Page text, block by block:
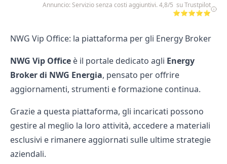
Annuncio: Servizio senza costi aggiuntivi. 4,8/5 su Trustpilot
⭐⭐⭐⭐⭐
NWG Vip Office: la piattaforma per gli Energy Broker
NWG Vip Office è il portale dedicato agli Energy
Broker di NWG Energia, pensato per offrire
aggiornamenti, strumenti e formazione continua.
Grazie a questa piattaforma, gli incaricati possono
gestire al meglio la loro attività, accedere a materiali
esclusivi e rimanere aggiornati sulle ultime strategie
aziendali.